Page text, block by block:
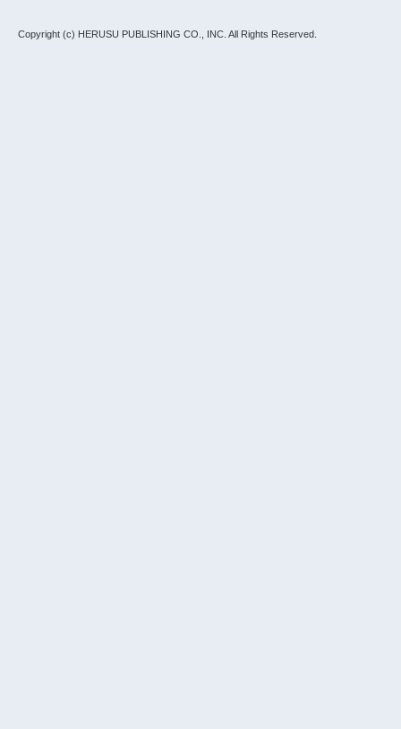
Copyright (c) HERUSU PUBLISHING CO., INC. All Rights Reserved.